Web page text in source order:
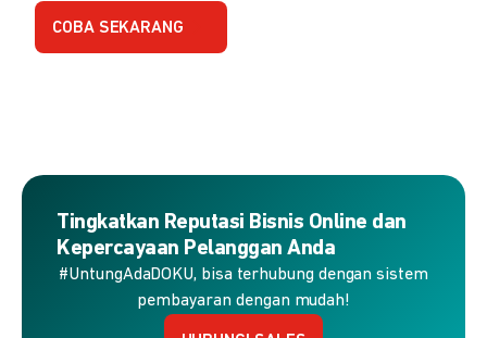
COBA SEKARANG
Tingkatkan Reputasi Bisnis Online dan
Kepercayaan Pelanggan Anda
#UntungAdaDOKU, bisa terhubung dengan sistem
pembayaran dengan mudah!